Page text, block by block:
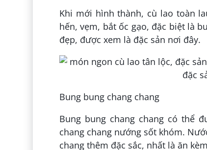
Khi mới hình thành, cù lao toàn
hến, vẹm, bắt ốc gạo, đặc biệt là
đẹp, được xem là đặc sản nơi đây.
Bung bung chang chang
Bung bung chang chang có thể
chang chang nướng sốt khóm.
chang thêm đặc sắc, nhất là ăn